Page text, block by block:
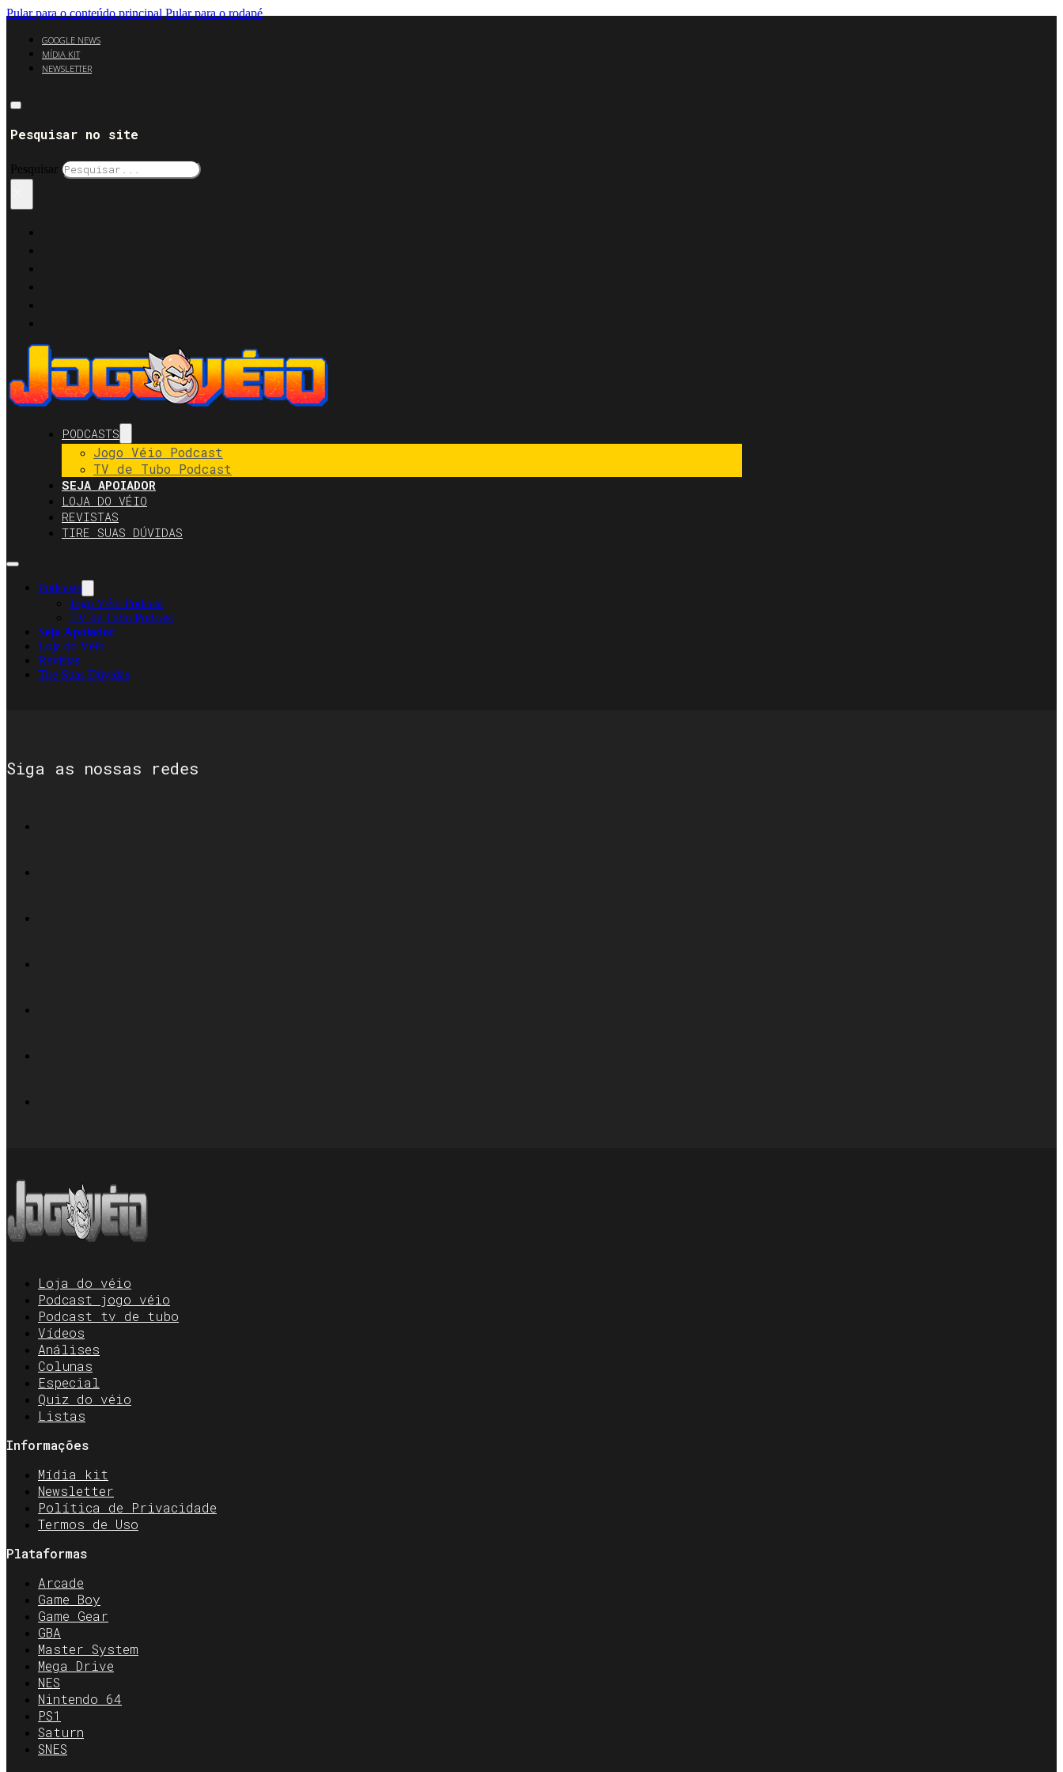
Pular para o conteúdo principal Pular para o rodapé
GOOGLE NEWS
MÍDIA KIT
NEWSLETTER
Pesquisar no site
Pesquisar
PODCASTS
Jogo Véio Podcast
TV de Tubo Podcast
SEJA APOIADOR
LOJA DO VÉIO
REVISTAS
TIRE SUAS DÚVIDAS
Podcasts
Jogo Véio Podcast
TV de Tubo Podcast
Seja Apoiador
Loja do Véio
Revistas
Tire Suas Dúvidas
Siga as nossas redes
Loja do véio
Podcast jogo véio
Podcast tv de tubo
Vídeos
Análises
Colunas
Especial
Quiz do véio
Listas
Informações
Mídia kit
Newsletter
Política de Privacidade
Termos de Uso
Plataformas
Arcade
Game Boy
Game Gear
GBA
Master System
Mega Drive
NES
Nintendo 64
PS1
Saturn
SNES